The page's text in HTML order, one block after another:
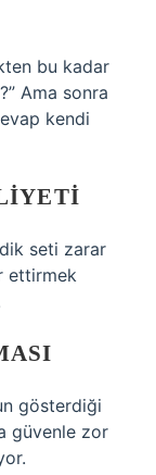
bu kadar
Ama sonra
kendi
seti zarar
ettirmek
gösterdiği
güvenle zor